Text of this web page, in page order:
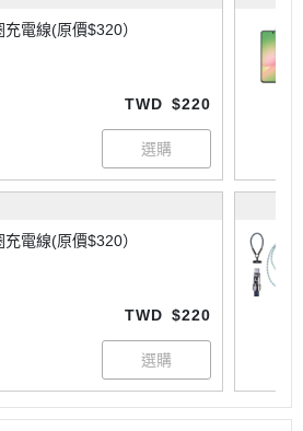
電線(原價$320）
TWD $220
電線(原價$320）
TWD $220